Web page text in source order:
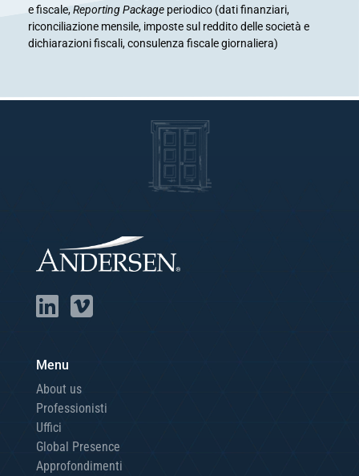
e fiscale,Reporting Package periodico (dati finanziari,
riconciliazione mensile, imposte sul reddito delle società e
dichiarazioni fiscali, consulenza fiscale giornaliera)
Menu
About us
Professionisti
Uffici
Global Presence
Approfondimenti